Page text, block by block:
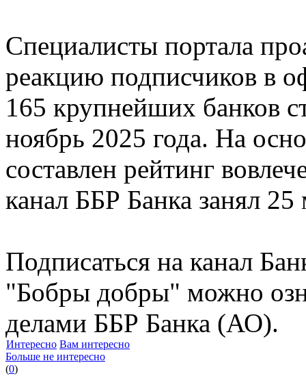
Специалисты портала
реакцию подписчиков в
165 крупнейших банков
ноябрь 2025 года. На
составлен рейтинг
канал ББР Банка занял 25
Подписаться на канал
"Бобры добры" можно
делами ББР Банка (АО).
Интересно Вам интересно
Больше не интересно
(0)